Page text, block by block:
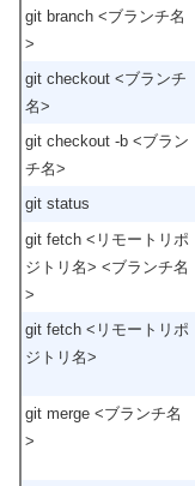
git branch <ブランチ名
>
git checkout <ブランチ
名>
git checkout -b <ブラン
チ名>
git status
git fetch <リモートリポ
ジトリ名> <ブランチ名
>
git fetch <リモートリポ
ジトリ名>
git merge <ブランチ名
>